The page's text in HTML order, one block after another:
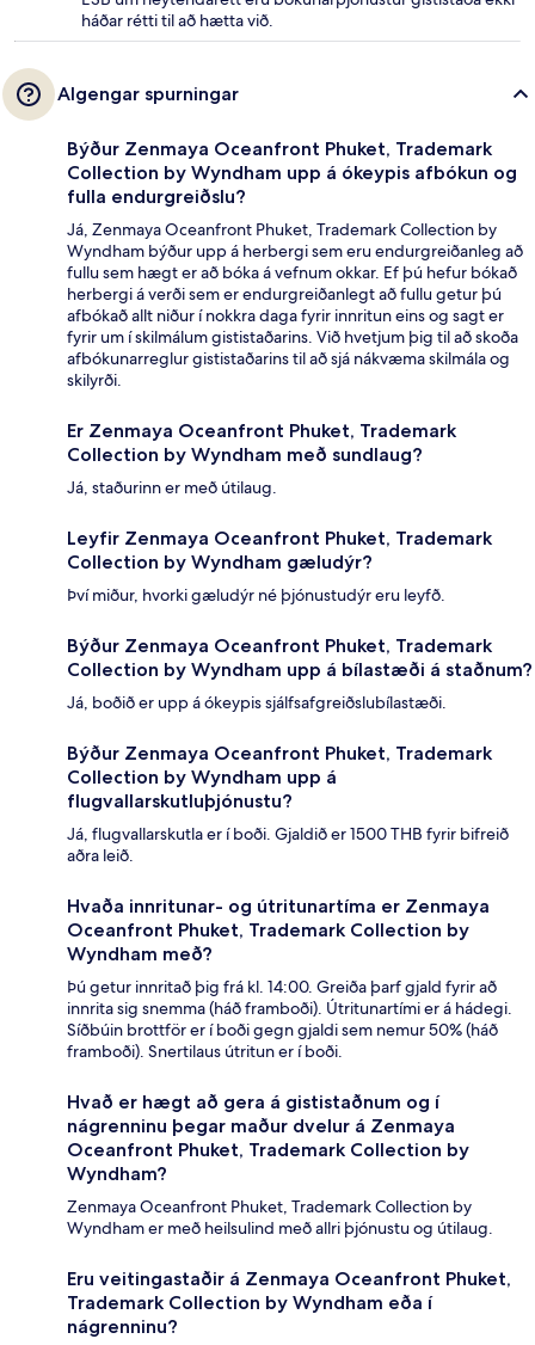
háðar rétti til að hætta við.
Algengar spurningar
Býður Zenmaya Oceanfront Phuket, Trademark
Collection by Wyndham upp á ókeypis afbókun og
fulla endurgreiðslu?
Já, Zenmaya Oceanfront Phuket, Trademark Collection by
Wyndham býður upp á herbergi sem eru endurgreiðanleg að
fullu sem hægt er að bóka á vefnum okkar. Ef þú hefur bókað
herbergi á verði sem er endurgreiðanlegt að fullu getur þú
afbókað allt niður í nokkra daga fyrir innritun eins og sagt er
fyrir um í skilmálum gististaðarins. Við hvetjum þig til að skoða
afbókunarreglur gististaðarins til að sjá nákvæma skilmála og
skilyrði.
Er Zenmaya Oceanfront Phuket, Trademark
Collection by Wyndham með sundlaug?
Já, staðurinn er með útilaug.
Leyfir Zenmaya Oceanfront Phuket, Trademark
Collection by Wyndham gæludýr?
Því miður, hvorki gæludýr né þjónustudýr eru leyfð.
Býður Zenmaya Oceanfront Phuket, Trademark
Collection by Wyndham upp á bílastæði á staðnum?
Já, boðið er upp á ókeypis sjálfsafgreiðslubílastæði.
Býður Zenmaya Oceanfront Phuket, Trademark
Collection by Wyndham upp á
flugvallarskutluþjónustu?
Já, flugvallarskutla er í boði. Gjaldið er 1500 THB fyrir bifreið
aðra leið.
Hvaða innritunar- og útritunartíma er Zenmaya
Oceanfront Phuket, Trademark Collection by
Wyndham með?
Þú getur innritað þig frá kl. 14:00. Greiða þarf gjald fyrir að
innrita sig snemma (háð framboði). Útritunartími er á hádegi.
Síðbúin brottför er í boði gegn gjaldi sem nemur 50% (háð
framboði). Snertilaus útritun er í boði.
Hvað er hægt að gera á gististaðnum og í
nágrenninu þegar maður dvelur á Zenmaya
Oceanfront Phuket, Trademark Collection by
Wyndham?
Zenmaya Oceanfront Phuket, Trademark Collection by
Wyndham er með heilsulind með allri þjónustu og útilaug.
Eru veitingastaðir á Zenmaya Oceanfront Phuket,
Trademark Collection by Wyndham eða í
nágrenninu?